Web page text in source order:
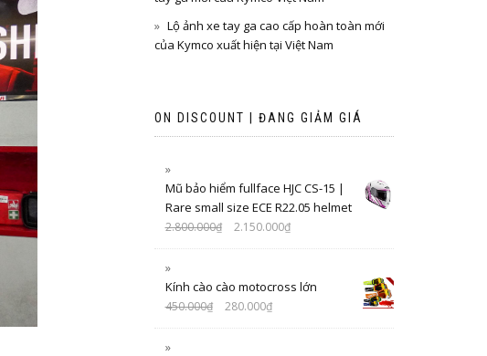
Lộ ảnh xe tay ga cao cấp hoàn toàn mới
của Kymco xuất hiện tại Việt Nam
ON DISCOUNT | ĐANG GIẢM GIÁ
Mũ bảo hiểm fullface HJC CS-15 |
Rare small size ECE R22.05 helmet
2.800.000₫ 2.150.000₫
Kính cào cào motocross lớn
450.000₫ 280.000₫